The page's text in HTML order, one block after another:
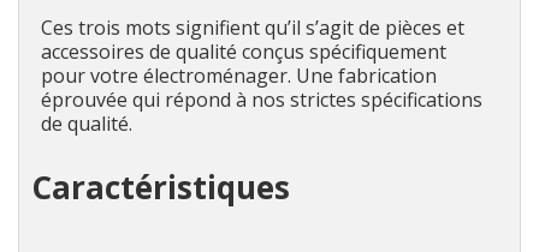
Ces trois mots signifient qu’il s’agit de pièces et
accessoires de qualité conçus spécifiquement
pour votre électroménager. Une fabrication
éprouvée qui répond à nos strictes spécifications
de qualité.
Caractéristiques